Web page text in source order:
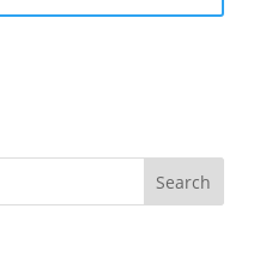
Search